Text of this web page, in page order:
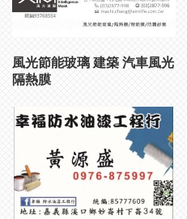
風光節能玻璃 建築 汽車風光
隔熱膜